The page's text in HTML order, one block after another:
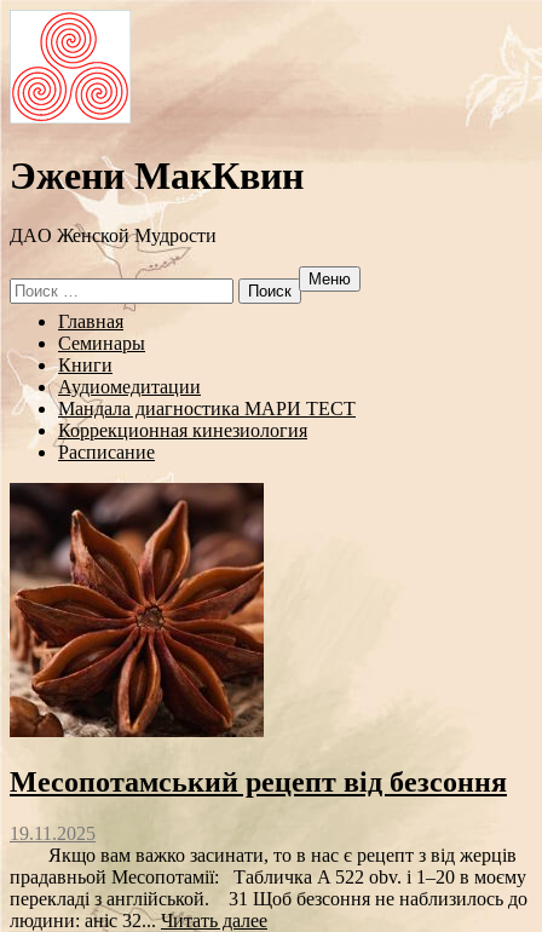
Эжени МакКвин
ДAO Женской Мудрости
Search
for:
Меню
Перейти
содержанию
Главная
Семинары
Книги
Аудиомедитации
Мандала диагностика МАРИ ТЕСТ
Коррекционная кинезиология
Расписание
Месопотамський рецепт від безсоння
19.11.2025
Якщо вам важко засинати, то в нас є рецепт з від жерців
прадавньой Месопотамії: Табличка A 522 obv. i 1–20 в моєму
перекладі з англійськой. 31 Щоб безсоння не наблизилось до
людини: аніс 32...Читать далее